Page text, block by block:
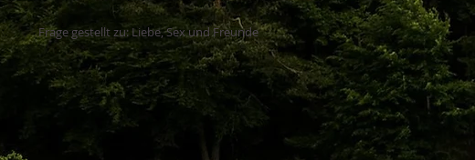
Frage gestellt zu: Liebe, Sex und Freunde